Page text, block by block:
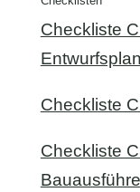
Checkliste
Checkliste
Checkliste